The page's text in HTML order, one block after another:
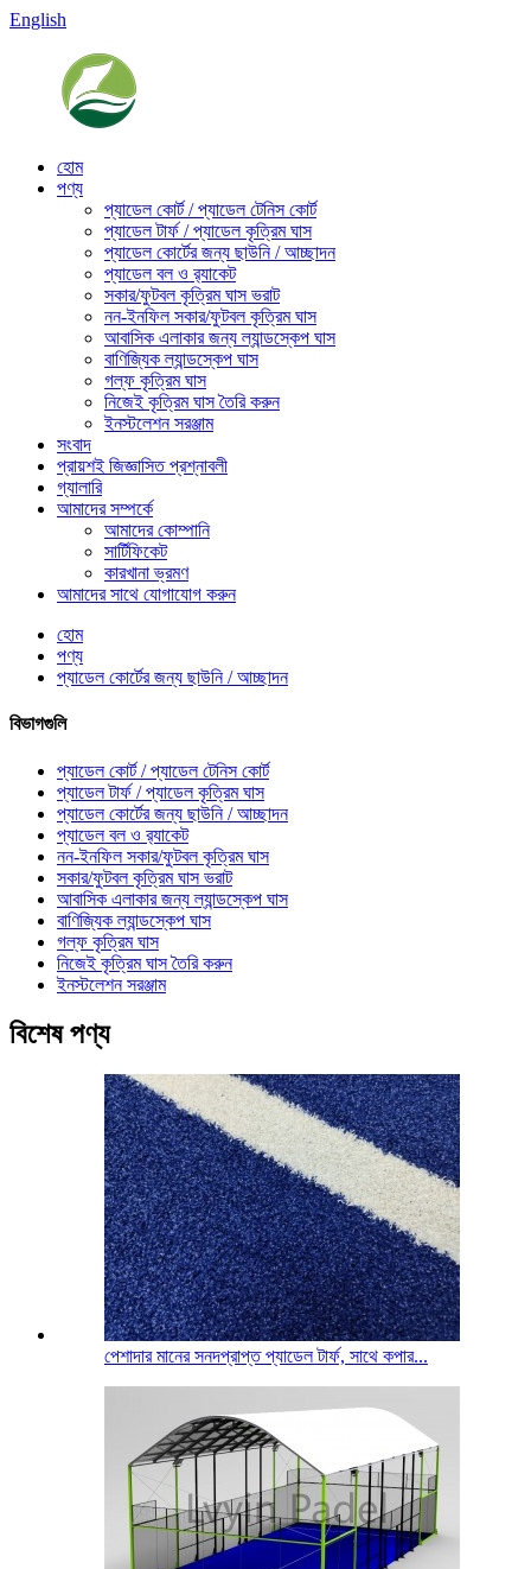
English
হোম
পণ্য
প্যাডেল কোর্ট / প্যাডেল টেনিস কোর্ট
প্যাডেল টার্ফ / প্যাডেল কৃত্রিম ঘাস
প্যাডেল কোর্টের জন্য ছাউনি / আচ্ছাদন
প্যাডেল বল ও র‍্যাকেট
সকার/ফুটবল কৃত্রিম ঘাস ভরাট
নন-ইনফিল সকার/ফুটবল কৃত্রিম ঘাস
আবাসিক এলাকার জন্য ল্যান্ডস্কেপ ঘাস
বাণিজ্যিক ল্যান্ডস্কেপ ঘাস
গল্ফ কৃত্রিম ঘাস
নিজেই কৃত্রিম ঘাস তৈরি করুন
ইনস্টলেশন সরঞ্জাম
সংবাদ
প্রায়শই জিজ্ঞাসিত প্রশ্নাবলী
গ্যালারি
আমাদের সম্পর্কে
আমাদের কোম্পানি
সার্টিফিকেট
কারখানা ভ্রমণ
আমাদের সাথে যোগাযোগ করুন
হোম
পণ্য
প্যাডেল কোর্টের জন্য ছাউনি / আচ্ছাদন
বিভাগগুলি
প্যাডেল কোর্ট / প্যাডেল টেনিস কোর্ট
প্যাডেল টার্ফ / প্যাডেল কৃত্রিম ঘাস
প্যাডেল কোর্টের জন্য ছাউনি / আচ্ছাদন
প্যাডেল বল ও র‍্যাকেট
নন-ইনফিল সকার/ফুটবল কৃত্রিম ঘাস
সকার/ফুটবল কৃত্রিম ঘাস ভরাট
আবাসিক এলাকার জন্য ল্যান্ডস্কেপ ঘাস
বাণিজ্যিক ল্যান্ডস্কেপ ঘাস
গল্ফ কৃত্রিম ঘাস
নিজেই কৃত্রিম ঘাস তৈরি করুন
ইনস্টলেশন সরঞ্জাম
বিশেষ পণ্য
পেশাদার মানের সনদপ্রাপ্ত প্যাডেল টার্ফ, সাথে কপার...